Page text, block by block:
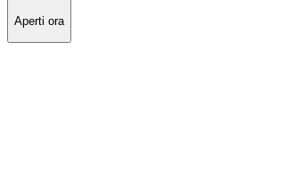
Aperti ora